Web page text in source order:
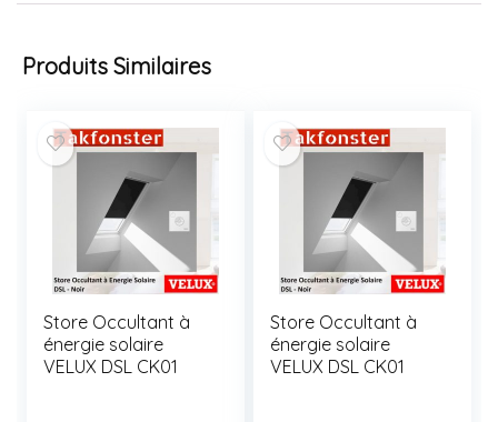
Produits Similaires
Store Occultant à
énergie solaire
VELUX DSL CK01
Store Occultant à
énergie solaire
VELUX DSL CK01